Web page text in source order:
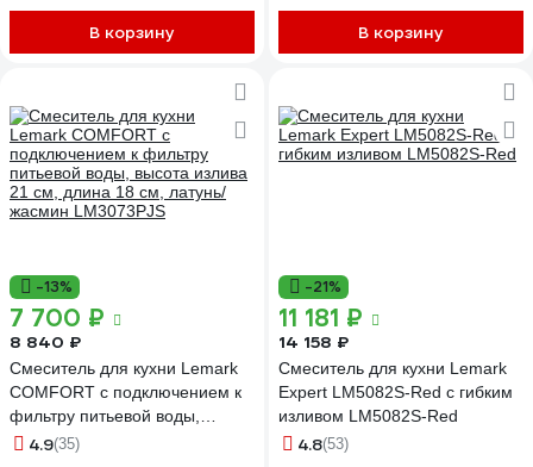
В корзину В корзину
-13%
7 700 ₽
8 840 ₽
Смеситель для кухни Lemark
COMFORT с подключением к
фильтру питьевой воды,
высота излива 21 см, длина 18
4.9(35)
-21%
11 181 ₽
14 158 ₽
Смеситель для кухни Lemark
Expert LM5082S-Red с гибким
изливом LM5082S-Red
4.8(53)